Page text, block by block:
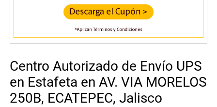
Centro Autorizado de Envío UPS
en Estafeta en AV. VIA MORELOS
250B, ECATEPEC, Jalisco